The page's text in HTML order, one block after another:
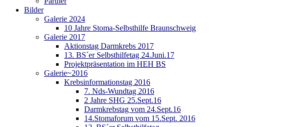
Bilder
Galerie 2024
10 Jahre Stoma-Selbsthilfe Braunschweig
Galerie 2017
Aktionstag Darmkrebs 2017
13. BS´er Selbsthilfetag 24.Juni.17
Projektpräsentation im HEH BS
Galerie~2016
Krebsinformationstag 2016
7. Nds-Wundtag 2016
2 Jahre SHG 25.Sept.16
Darmkrebstag vom 24.Sept.16
14.Stomaforum vom 15.Sept. 2016